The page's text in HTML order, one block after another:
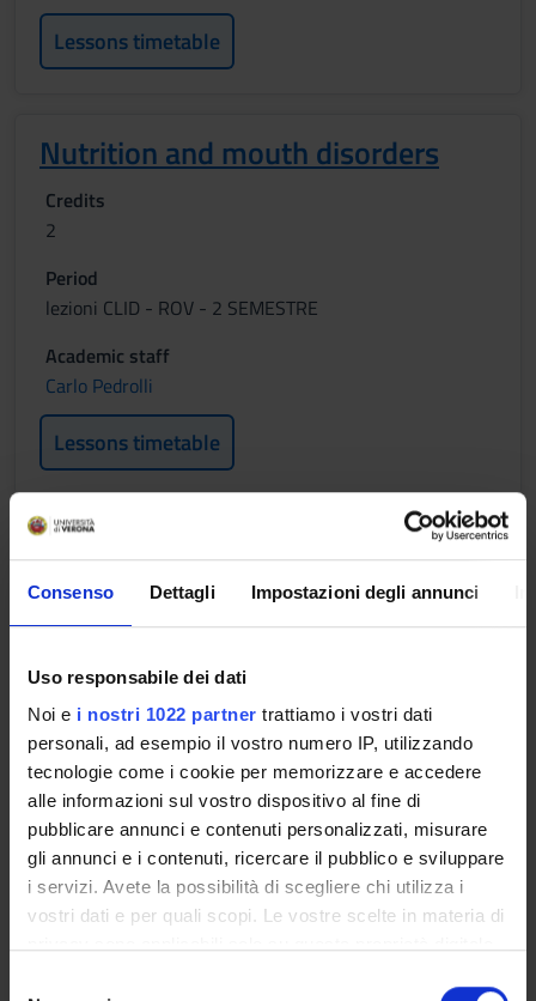
Consenso Dettagli Impostazioni degli annunci
Uso responsabile dei dati
Noi e i nostri 1022 partner trattiamo i vostri dati
personali, ad esempio il vostro numero IP, utilizzando
tecnologie come i cookie per memorizzare e accedere
alle informazioni sul vostro dispositivo al fine di
pubblicare annunci e contenuti personalizzati, misurare
gli annunci e i contenuti, ricercare il pubblico e sviluppare
i servizi. Avete la possibilità di scegliere chi utilizza i
vostri dati e per quali scopi. Le vostre scelte in materia di
Lessons timetable
Nutrition and mouth disorders
Credits
2
Period
lezioni CLID - ROV - 2 SEMESTRE
Academic staff
Carlo Pedrolli
Lessons timetable
Learning objectives
main etiopathogenic mechanisms of dental pathologies. To
raise awareness of the mechanisms of cellular and molecular
particular reference to the development of the inflammatory
process and the repair of wounds, and to the mechanisms of
hemostatic and repair of vascular damage. The main methods
of diagnostic and molecular imaging in clinical use will be
explained. The student will gain knowledge on the principles
of radioprotection for both patients and operators on radiation
interactions with matter and the side effects induced by
ionizing radiation. ODONTOSTOMATOLOGIC PATHOLOGY
MODULE Training objectives: The course aims to critically
educate the student to the knowledge of the main